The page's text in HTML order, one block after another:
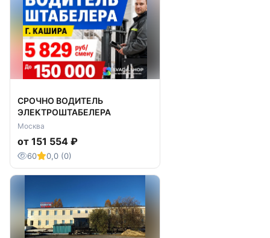
СРОЧНО ВОДИТЕЛЬ
ЭЛЕКТРОШТАБЕЛЕРА
Москва
от 151 554 ₽
60 0,0 (0)